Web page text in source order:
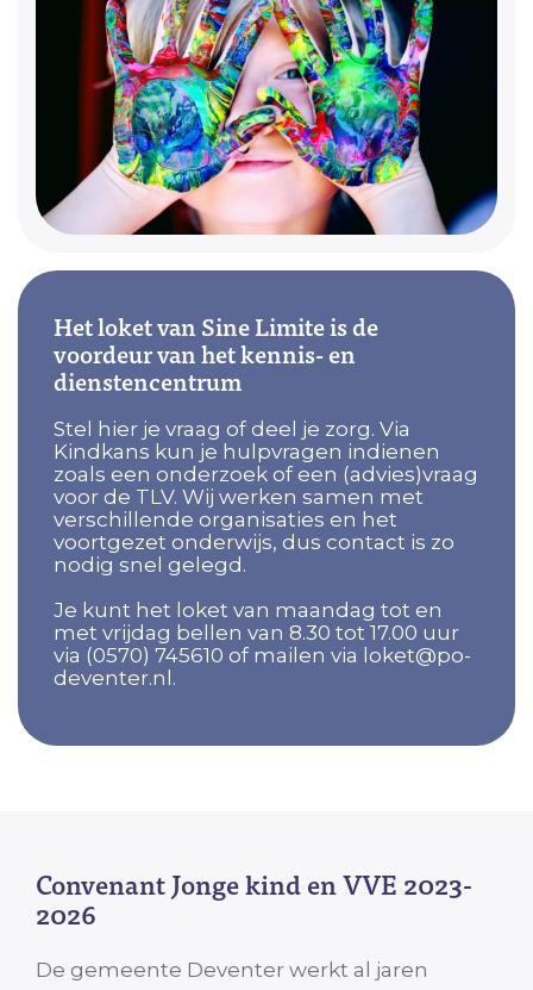
Het loket van Sine Limite is de
voordeur van het kennis- en
dienstencentrum
Stel hier je vraag of deel je zorg. Via
Kindkans kun je hulpvragen indienen
zoals een onderzoek of een (advies)vraag
voor de TLV. Wij werken samen met
verschillende organisaties en het
voortgezet onderwijs, dus contact is zo
nodig snel gelegd.
Je kunt het loket van maandag tot en
met vrijdag bellen van 8.30 tot 17.00 uur
via (0570) 745610 of mailen via loket@po-
deventer.nl.
Convenant Jonge kind en VVE 2023-
2026
De gemeente Deventer werkt al jaren